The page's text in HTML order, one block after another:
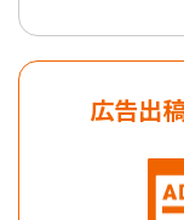
広告出